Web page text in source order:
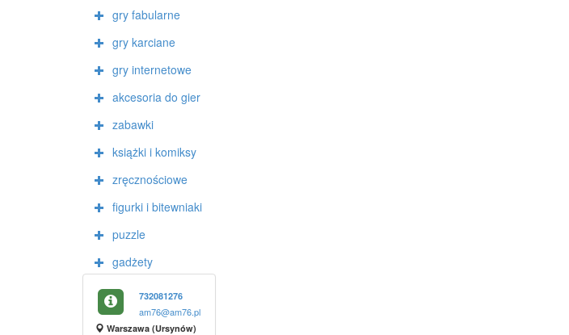
gry fabularne
gry karciane
gry internetowe
akcesoria do gier
zabawki
książki i komiksy
zręcznościowe
figurki i bitewniaki
puzzle
gadżety
732081276
am76@am76.pl
Warszawa (Ursynów)